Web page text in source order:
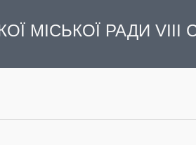
МІСЬКОЇ РАДИ VIII